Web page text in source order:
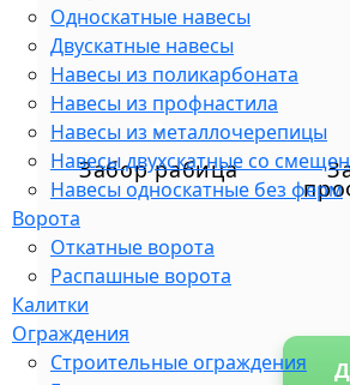
Ограждения спортивных
Промышленные ограждения
Односкатные навесы
Двускатные навесы
Навесы из поликарбоната
Навесы из профнастила
Навесы из металлочерепицы
Навесы двухскатные со
Навесы односкатные без ферм
Ворота
Откатные ворота
Распашные ворота
Калитки
Ограждения
Строительные ограждения
Забор рабица